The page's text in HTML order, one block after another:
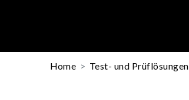
Home Test- und Prüflösungen